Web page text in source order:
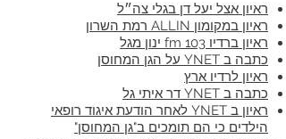
ראיון אצל יעל דן בגלי צה״ל
ראיון במקומון ALLIN רמת השרון
ראיון ברדיו 103 fm ינון מגל
כתבה ב YNET על הגן המחוסן
ראיון לרדיו ארץ
כתבה ב YNET דר איתי גל
ראיון ב YNET לאחר הודעת איגוד רופאי
הילדים כי הם תומכים ב"גן המחוסן"